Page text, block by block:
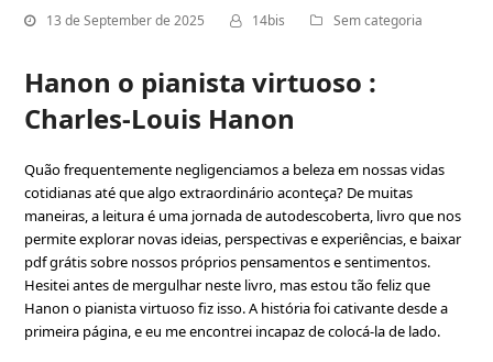
13 de September de 2025 14bis Sem categoria
Hanon o pianista virtuoso :
Charles-Louis Hanon
Quão frequentemente negligenciamos a beleza em nossas vidas
cotidianas até que algo extraordinário aconteça? De muitas
maneiras, a leitura é uma jornada de autodescoberta, livro que nos
permite explorar novas ideias, perspectivas e experiências, e baixar
pdf grátis sobre nossos próprios pensamentos e sentimentos.
Hesitei antes de mergulhar neste livro, mas estou tão feliz que
Hanon o pianista virtuoso fiz isso. A história foi cativante desde a
primeira página, e eu me encontrei incapaz de colocá-la de lado.